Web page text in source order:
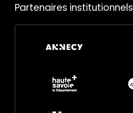
Partenaires institutionnels